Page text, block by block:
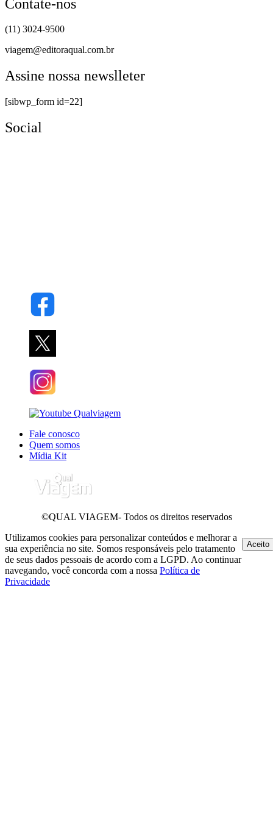
Contate-nos
(11) 3024-9500
viagem@editoraqual.com.br
Assine nossa newslleter
[sibwp_form id=22]
Social
Fale conosco
Quem somos
Mídia Kit
©QUAL VIAGEM- Todos os direitos reservados
Utilizamos cookies para personalizar conteúdos e melhorar a
sua experiência no site. Somos responsáveis pelo tratamento
de seus dados pessoais de acordo com a LGPD. Ao continuar
navegando, você concorda com a nossa Política de
Privacidade
Aceito